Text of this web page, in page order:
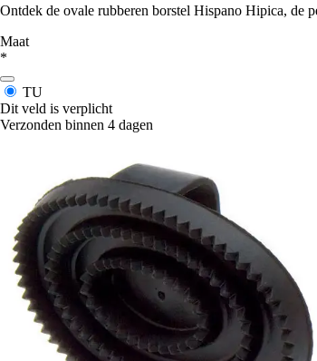
Ontdek de ovale rubberen borstel Hispano Hipica, de
Maat
*
TU
Dit veld is verplicht
Verzonden binnen 4 dagen